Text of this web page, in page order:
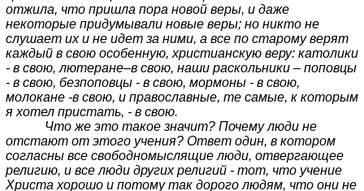
отжила, что пришла пора новой веры, и даже
некоторые придумывали новые веры; но никто не
слушает их и не идет за ними, а все по старому верят
каждый в свою особенную, христианскую веру: католики
- в свою, лютеране–в свою, наши раскольники – поповцы
- в свою, безпоповцы - в свою, мормоны - в свою,
молокане -в свою, и православные, те самые, к которым
я хотел пристать, - в свою.
Что же это такое значит? Почему люди не
отстают от этого учения? Ответ один, в котором
согласны все свободномыслящие люди, отвергающее
религию, и все люди других религий - тот, что учение
Христа хорошо и потому так дорого людям, что они не